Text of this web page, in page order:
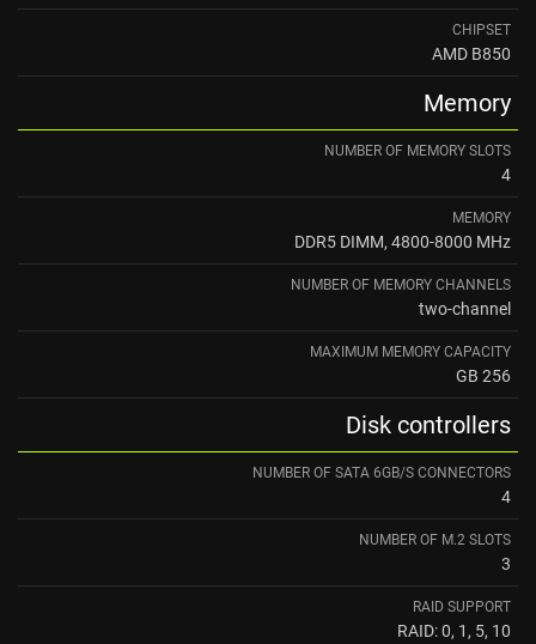
CHIPSET
AMD B850
Memory
NUMBER OF MEMORY SLOTS
4
MEMORY
DDR5 DIMM, 4800-8000 MHz
NUMBER OF MEMORY CHANNELS
two-channel
MAXIMUM MEMORY CAPACITY
256 GB
Disk controllers
NUMBER OF SATA 6GB/S CONNECTORS
4
NUMBER OF M.2 SLOTS
3
RAID SUPPORT
RAID: 0, 1, 5, 10